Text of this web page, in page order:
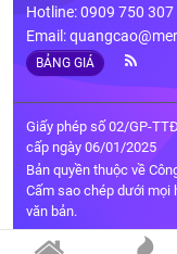
Hotline: 0909 750 307
Email:
BẢNG GIÁ
Giấy phép số 02/GP-
cấp ngày 06/01/2025
Bản quyền thuộc về
Cấm sao chép dưới mọi
văn bản.